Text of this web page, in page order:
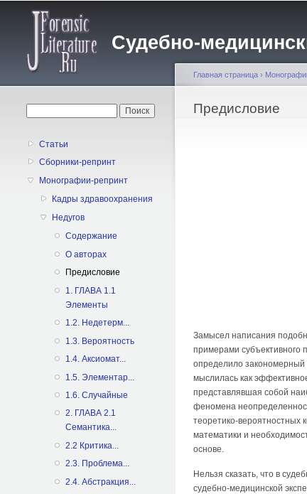
Судебно-
Статьи
Сборники-репринт
Монографии-репринт
Кадры здравоохранения
Недугов
Содержание
О авторах
Предисловие
1. ГЛАВА 1.1
Элементы
1.2. Недетерм...
1.3. Вероятность
1.4. Аксиомат...
1.5. Элементар...
1.6. Случайные
2. ГЛАВА 2.1
Семантика...
2.2 Критика...
2.3. Проблема...
2.4. Абстракция...
Вы здесь
Главная страница ›
Предисловие
Замысел написания
примерами субъективного
определило закономерный
мыслилась как
представлявшая собой
феномена
теоретико-вероятностных
математики и
основе.
Нельзя сказать, что в
судебно-медицинской